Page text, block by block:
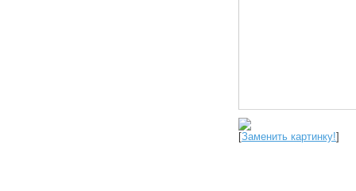
[Заменить картинку!]